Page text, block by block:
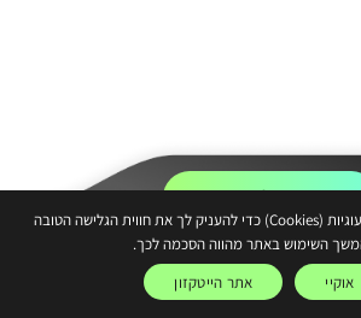
כשיש לך את הגב של הייטקזון
אני רוצה להצטרף!
אנחנו משתמשים בקובצי עוגיות (Cookies) כדי להעניק לך את חווית הגלישה הטובה
השימוש באתר מהווה הסכמה לכך.
אוקיי
אתר הייטקזון